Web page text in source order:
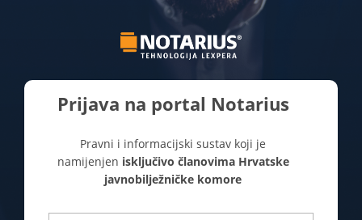
Prijava na portal Notarius
Pravni i informacijski sustav koji je
namijenjen isključivo članovima Hrvatske
javnobilježničke komore